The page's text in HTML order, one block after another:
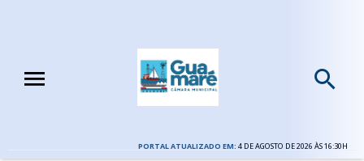
PORTAL ATUALIZADO EM: 4 DE AGOSTO DE 2026 ÀS 16:30H